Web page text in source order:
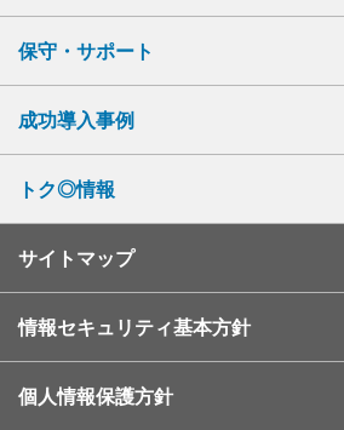
保守・サポート
成功導入事例
トク◎情報
サイトマップ
情報セキュリティ基本方針
個人情報保護方針